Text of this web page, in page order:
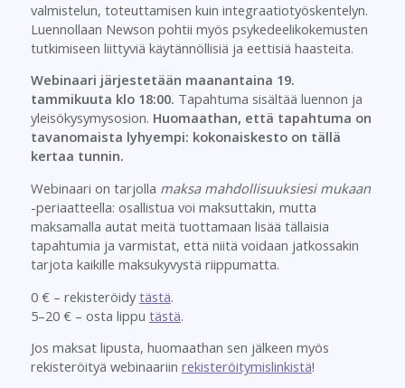
valmistelun, toteuttamisen kuin integraatiotyöskentelyn.
Luennollaan Newson pohtii myös psykedeelikokemusten
tutkimiseen liittyviä käytännöllisiä ja eettisiä haasteita.
Webinaari järjestetään maanantaina 19.
tammikuuta klo 18:00. Tapahtuma sisältää luennon ja
yleisökysymysosion. Huomaathan, että tapahtuma on
tavanomaista lyhyempi: kokonaiskesto on tällä
kertaa tunnin.
Webinaari on tarjolla maksa mahdollisuuksiesi mukaan
-periaatteella: osallistua voi maksuttakin, mutta
maksamalla autat meitä tuottamaan lisää tällaisia
tapahtumia ja varmistat, että niitä voidaan jatkossakin
tarjota kaikille maksukyvystä riippumatta.
0 € – rekisteröidytästä.
5–20 € – osta lippu tästä.
Jos maksat lipusta, huomaathan sen jälkeen myös
rekisteröityä webinaariin rekisteröitymislinkistä!